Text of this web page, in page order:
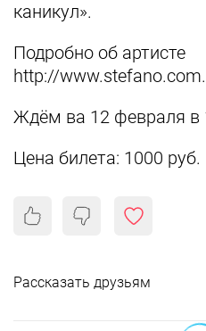
каникул».
Подробно об артисте
http://
Ждём ва 12 февраля в
Цена билета: 1000 руб.
Рассказать друзьям